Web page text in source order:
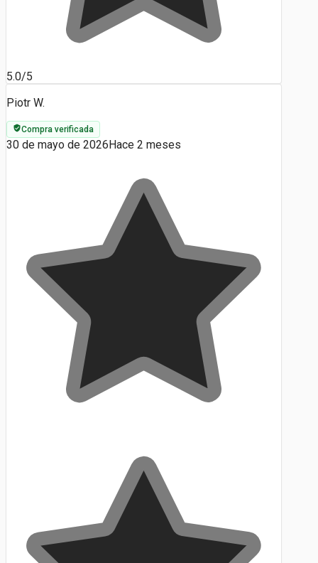
5.0/5
Piotr W.
Compra verificada
30 de mayo de 2026 Hace 2 meses